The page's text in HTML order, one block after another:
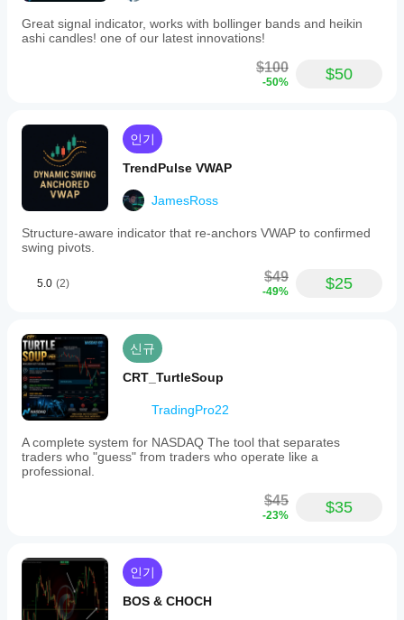
Great signal indicator, works with bollinger bands and heikin
ashi candles! one of our latest innovations!
$100
-50% $50
인기
TrendPulse VWAP
JamesRoss
Structure-aware indicator that re-anchors VWAP to confirmed
swing pivots.
5.0 (2) $49
-49% $25
신규
CRT_TurtleSoup
TradingPro22
A complete system for NASDAQ The tool that separates
traders who "guess" from traders who operate like a
professional.
$45
-23% $35
인기
BOS & CHOCH